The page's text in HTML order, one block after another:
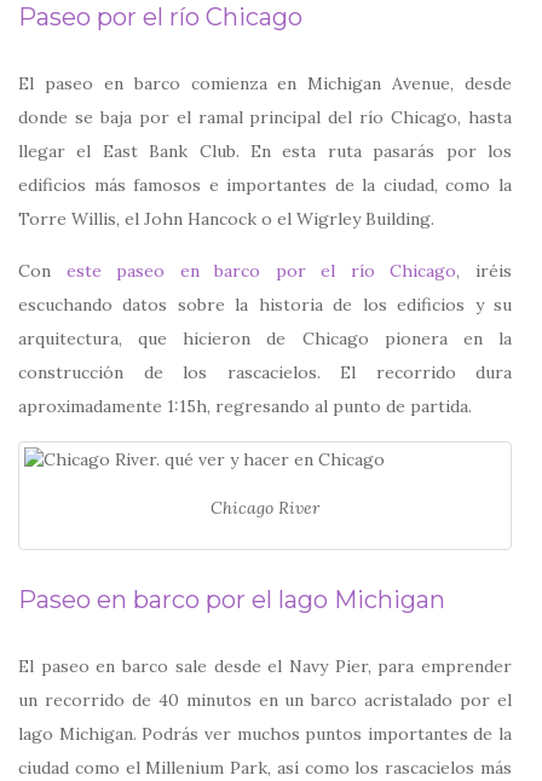
Paseo por el río Chicago
El paseo en barco comienza en Michigan Avenue, desde
donde se baja por el ramal principal del río Chicago, hasta
llegar el East Bank Club. En esta ruta pasarás por los
edificios más famosos e importantes de la ciudad, como la
Torre Willis, el John Hancock o el Wigrley Building.
Con este paseo en barco por el río Chicago, iréis
escuchando datos sobre la historia de los edificios y su
arquitectura, que hicieron de Chicago pionera en la
construcción de los rascacielos. El recorrido dura
aproximadamente 1:15h, regresando al punto de partida.
Chicago River
Paseo en barco por el lago Michigan
El paseo en barco sale desde el Navy Pier, para emprender
un recorrido de 40 minutos en un barco acristalado por el
lago Michigan. Podrás ver muchos puntos importantes de la
ciudad como el Millenium Park, así como los rascacielos más